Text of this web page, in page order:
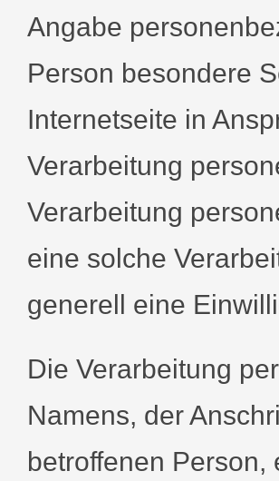
Angabe
Person besondere
Internetseite in
Verarbeitung
Verarbeitung
eine solche
generell eine
Die Verarbeitung
Namens, der
betroffenen